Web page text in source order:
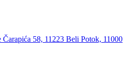
Čarapića 58, 11223 Beli Potok, 11000